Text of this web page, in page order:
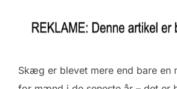
Skæg er blevet mere end bare en